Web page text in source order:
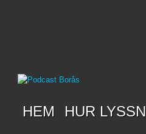
HEM HUR